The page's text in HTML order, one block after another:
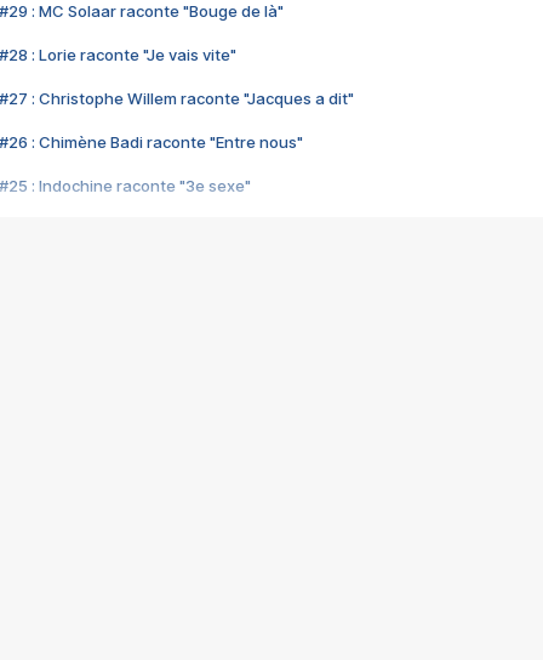
#29 : MC Solaar raconte "Bouge de là"
#28 : Lorie raconte "Je vais vite"
#27 : Christophe Willem raconte "Jacques a dit"
#26 : Chimène Badi raconte "Entre nous"
#25 : Indochine raconte "3e sexe"